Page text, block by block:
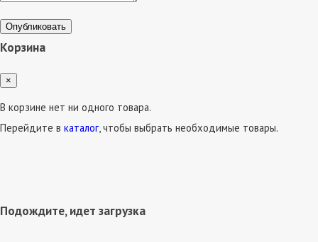
Опубликовать
Корзина
×
В корзине нет ни одного товара.
Перейдите в каталог, чтобы выбрать необходимые товары.
Подождите, идет загрузка